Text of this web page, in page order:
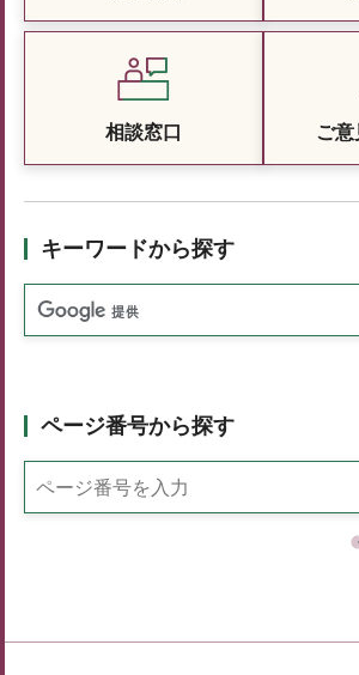
相談窓口 ご
キーワードから探す
ページ番号から探す